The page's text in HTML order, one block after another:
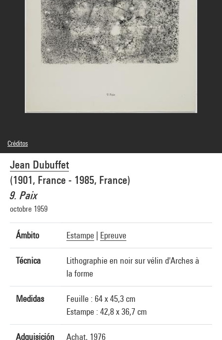
Jean Dubuffet
(1901, France - 1985, France)
9. Paix
octobre 1959
Ámbito Estampe Epreuve
Técnica
Lithographie en noir sur vélin d'Arches à
la forme
Medidas
Feuille : 64 x 45,3 cm
Estampe : 42,8 x 36,7 cm
Adquisición Achat, 1976
Créditos
© Adagp, Paris
Créditos fotográficos : Centre Pompidou, MNAM-CCI/Philippe Migeat/Dist.
GrandPalaisRmn
Referencia de la imagen : 4N14886
Difusión de la imagen :